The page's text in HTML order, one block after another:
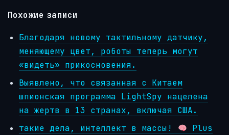
Похожие записи
Благодаря новому тактильному датчику,
меняющему цвет, роботы теперь могут
«видеть» прикосновения.
Выявлено, что связанная с Китаем
шпионская программа LightSpy нацелена
на жертв в 13 странах, включая США.
такие дела, интеллект в массы!
Plus